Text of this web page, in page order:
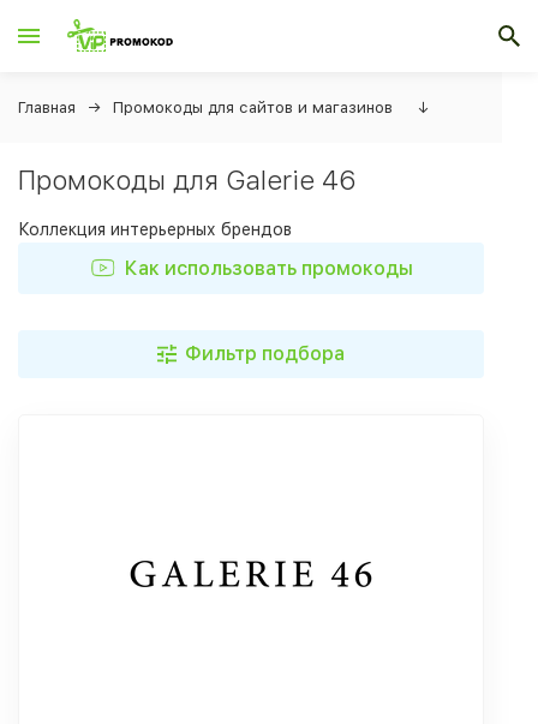
Главная Промокоды для сайтов и магазинов ↓
Промокоды для Galerie 46
Коллекция интерьерных брендов
Как использовать промокоды
Фильтр подбора